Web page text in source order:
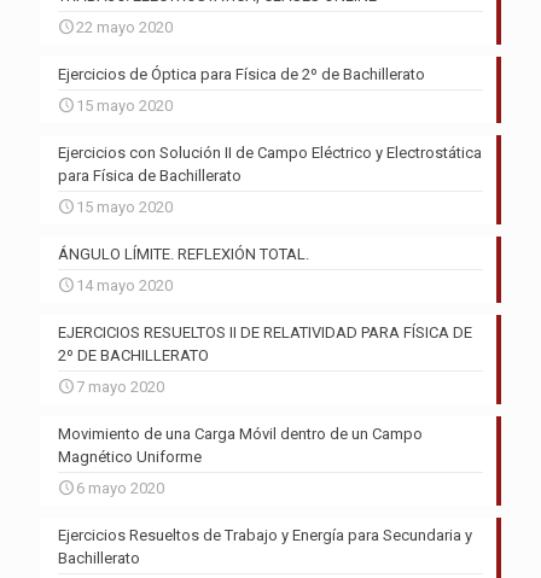
22 mayo 2020
Ejercicios de Óptica para Física de 2º de Bachillerato
15 mayo 2020
Ejercicios con Solución II de Campo Eléctrico y Electrostática
para Física de Bachillerato
15 mayo 2020
ÁNGULO LÍMITE. REFLEXIÓN TOTAL.
14 mayo 2020
EJERCICIOS RESUELTOS II DE RELATIVIDAD PARA FÍSICA DE
2º DE BACHILLERATO
7 mayo 2020
Movimiento de una Carga Móvil dentro de un Campo
Magnético Uniforme
6 mayo 2020
Ejercicios Resueltos de Trabajo y Energía para Secundaria y
Bachillerato